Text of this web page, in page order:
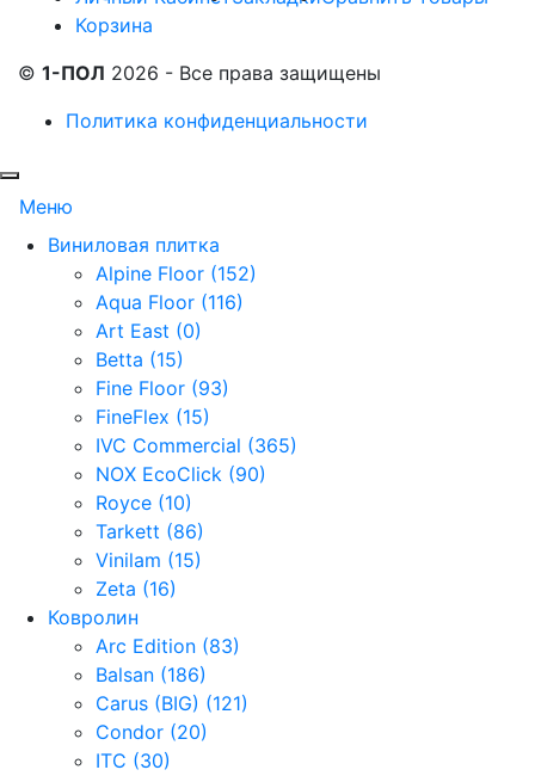
Корзина
© 1-ПОЛ 2026 - Все права защищены
Политика конфиденциальности
Меню
Виниловая плитка
Alpine Floor (152)
Aqua Floor (116)
Art East (0)
Betta (15)
Fine Floor (93)
FineFlex (15)
IVC Commercial (365)
NOX EcoClick (90)
Royce (10)
Tarkett (86)
Vinilam (15)
Zeta (16)
Ковролин
Arc Edition (83)
Balsan (186)
Carus (BIG) (121)
Condor (20)
ITC (30)